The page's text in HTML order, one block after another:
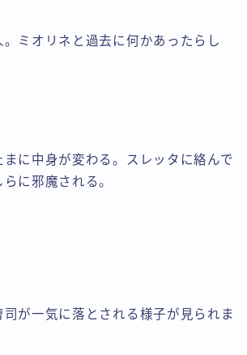
ミオリネと過去に何かあったらし
に中身が変わる。スレッタに絡んで
に邪魔される。
司が一気に落とされる様子が見られま